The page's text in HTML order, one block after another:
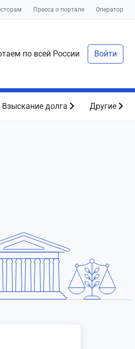
Пресса о портале Оператор
по всей России Войти
Взыскание долга Другие